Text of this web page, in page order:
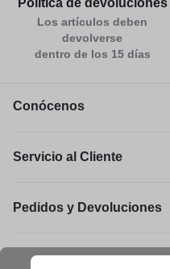
Los artículos deben
devolverse
dentro de los 15 días
Conócenos
Servicio al Cliente
Pedidos y Devoluciones
Legal